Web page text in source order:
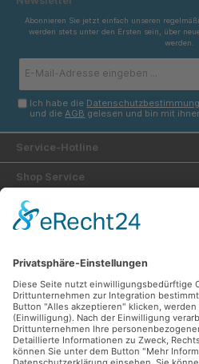
Abonnieren Sie jetzt einfach unseren
werden stets unter den Ersten sein, über
werden.
Mail-
Ich habe die
und dieAGB gelesen und bin mit
Service-Hotline
Shop Service
Informationen
Versandarten
Unsere Communities
Zahlungsarten
Ladengeschäft